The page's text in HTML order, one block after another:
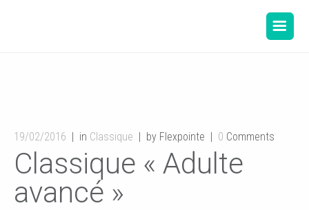
19/02/2016 in Classique by Flexpointe 0 Comments
Classique « Adulte
avancé »